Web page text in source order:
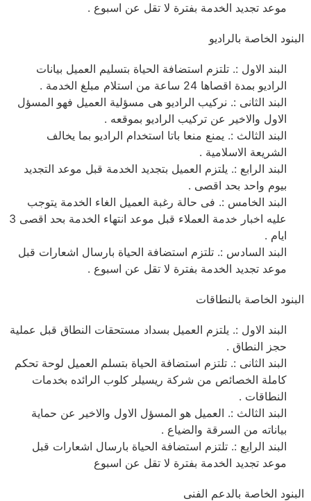
موعد تجديد الخدمة بفترة لا تقل عن اسبوع .
البنود الخاصة بالراديو
البند الاول :. تلتزم استضافة الحياة بتسليم العميل بيانات
الراديو بمدة اقصاها 24 ساعة من استلام مبلغ الخدمة .
البند الثانى :. نركيب الراديو هى مسؤلية العميل فهو المسؤل
الاول والاخير عن تركيب الراديو بموقعه .
البند الثالث :. يمنع منعا باتا استخدام الراديو بما يخالف
الشريعة الاسلامية .
البند الرابع :. يلتزم العميل بتجديد الخدمة قبل موعد التجديد
بيوم واحد بحد اقصى .
البند الخامس :. فى حالة رغبة العميل الغاء الخدمة يتوجب
عليه اخبار خدمة العملاء قبل موعد انتهاء الخدمة بحد اقصى 3
ايام .
البند السادس :. تلتزم استضافة الحياة بارسال اشعارات قبل
موعد تجديد الخدمة بفترة لا تقل عن اسبوع .
البنود الخاصة بالنطاقات
البند الاول :. يلتزم العميل بسداد مستحقات النطاق قبل عملية
حجز النطاق .
البند الثانى :. تلتزم استضافة الحياة بتسلم العميل لوحة تحكم
كاملة الخصائص من شركة ريسيلر كلوب الرائده بخدمات
النطاقات .
البند الثالث :. العميل هو المسؤل الاول والاخير عن حماية
بياناته من السرقة والضياع .
البند الرايع :. تلتزم استضافة الحياة بارسال اشعارات قبل
موعد تجديد الخدمة بفترة لا تقل عن اسبوع
البنود الخاصة بالدعم الفنى